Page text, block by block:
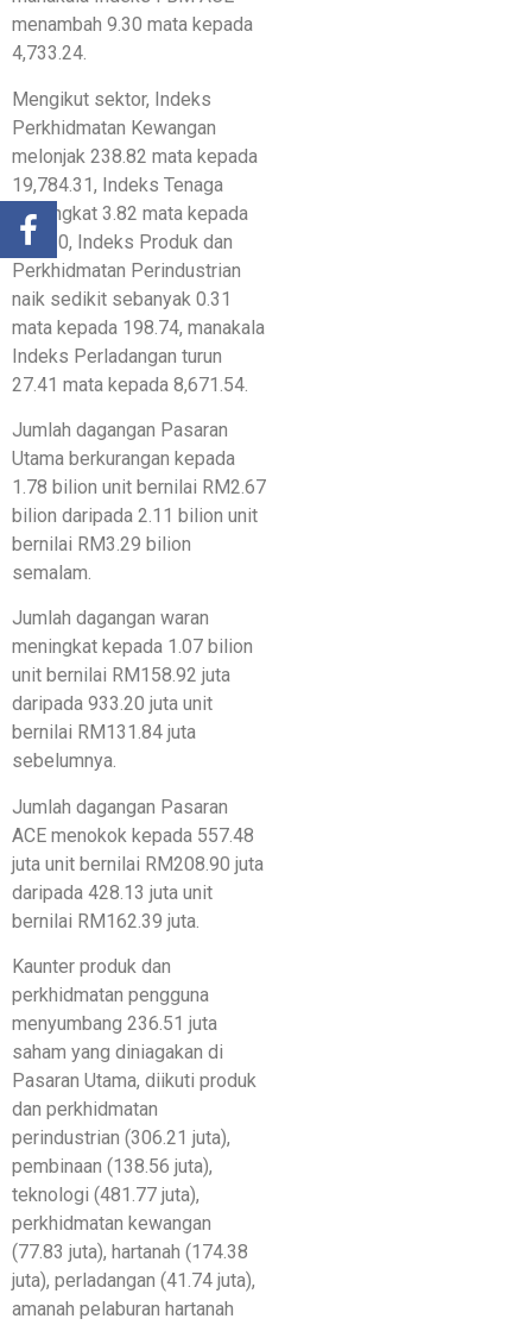
menambah 9.30 mata kepada
4,733.24.
Mengikut sektor, Indeks
Perkhidmatan Kewangan
melonjak 238.82 mata kepada
19,784.31, Indeks Tenaga
meningkat 3.82 mata kepada
796.20, Indeks Produk dan
Perkhidmatan Perindustrian
naik sedikit sebanyak 0.31
mata kepada 198.74, manakala
Indeks Perladangan turun
27.41 mata kepada 8,671.54.
Jumlah dagangan Pasaran
Utama berkurangan kepada
1.78 bilion unit bernilai RM2.67
bilion daripada 2.11 bilion unit
bernilai RM3.29 bilion
semalam.
Jumlah dagangan waran
meningkat kepada 1.07 bilion
unit bernilai RM158.92 juta
daripada 933.20 juta unit
bernilai RM131.84 juta
sebelumnya.
Jumlah dagangan Pasaran
ACE menokok kepada 557.48
juta unit bernilai RM208.90 juta
daripada 428.13 juta unit
bernilai RM162.39 juta.
Kaunter produk dan
perkhidmatan pengguna
menyumbang 236.51 juta
saham yang diniagakan di
Pasaran Utama, diikuti produk
dan perkhidmatan
perindustrian (306.21 juta),
pembinaan (138.56 juta),
teknologi (481.77 juta),
perkhidmatan kewangan
(77.83 juta), hartanah (174.38
juta), perladangan (41.74 juta),
amanah pelaburan hartanah